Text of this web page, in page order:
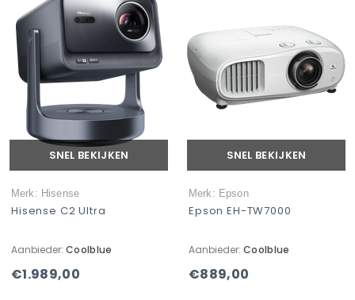
SNEL BEKIJKEN
Merk: Hisense
Hisense C2 Ultra
Aanbieder: Coolblue
€1.989,00
SNEL BEKIJKEN
Merk: Epson
Epson EH-TW7000
Aanbieder: Coolblue
€889,00